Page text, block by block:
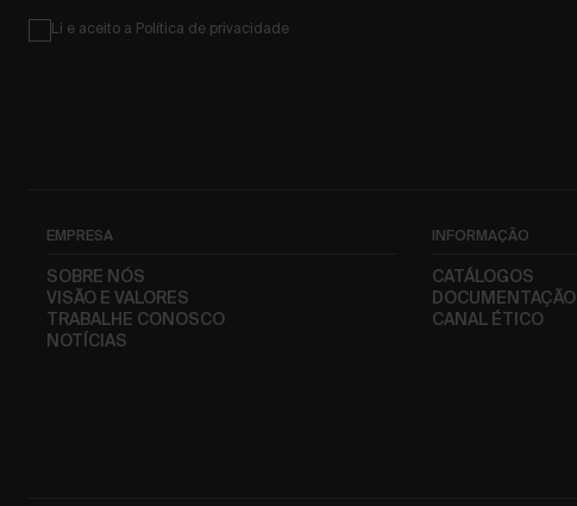
Condiciones
Li e aceito a Política de privacidade
EMPRESA
SOBRE NÓS
VISÃO E VALORES
TRABALHE CONOSCO
NOTÍCIAS
INFORMAÇÃO
CATÁLOGOS
DOCUMENTAÇÃO
CANAL ÉTICO